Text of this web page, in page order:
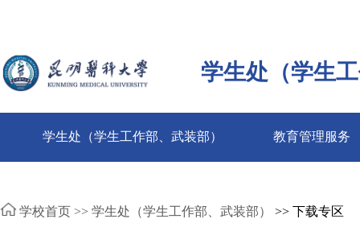
学生处（学生
学生处（学生工作部、武装部） 教育管理服务
学校首页 >> 学生处（学生工作部、武装部） >> 下载专区